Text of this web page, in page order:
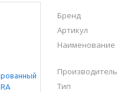
Бренд
Артикул
Наименование
Производитель
Тип